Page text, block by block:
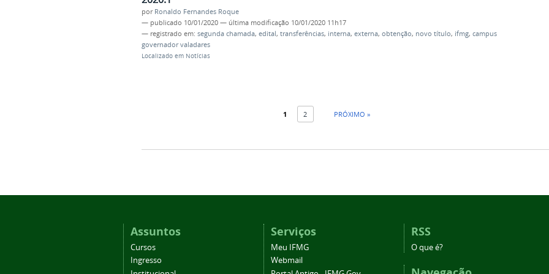
por Ronaldo Fernandes Roque
— publicado 10/01/2020 — última modificação 10/01/2020 11h17
— registrado em: segunda chamada, edital, transferências, interna, externa, obtenção, novo título, ifmg, campus
governador valadares
Localizado em Notícias
1 2 PRÓXIMO »
Assuntos
Cursos
Ingresso
Serviços
Meu IFMG
Webmail
RSS
O que é?